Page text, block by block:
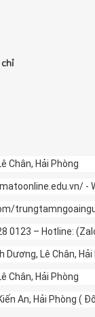
Chân, Hải Phòng
0123 – Hotline:
Dương, Lê Chân,
Chân, Hải Phòng
An, Hải Phòng (